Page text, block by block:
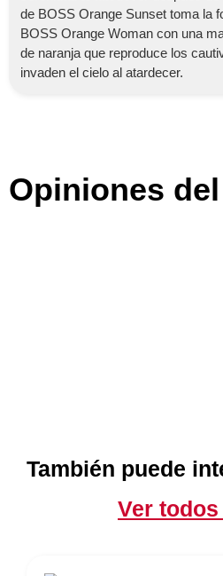
de BOSS Orange Sunset toma la
BOSS Orange Woman con una
de naranja que reproduce los
invaden el cielo al atardecer.
Opiniones
También puede
Ver